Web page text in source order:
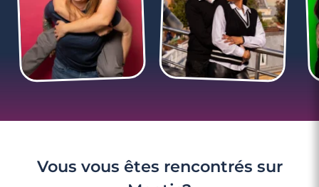
5 SMS insolites pour faire craquer une fille
Vous vous êtes rencontrés sur